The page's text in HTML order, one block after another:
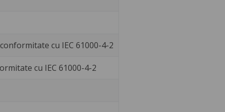
cu IEC 61000-4-2
cu IEC 61000-4-2